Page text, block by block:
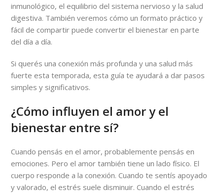
inmunológico, el equilibrio del sistema nervioso y la salud
digestiva. También veremos cómo un formato práctico y
fácil de compartir puede convertir el bienestar en parte
del día a día.
Si querés una conexión más profunda y una salud más
fuerte esta temporada, esta guía te ayudará a dar pasos
simples y significativos.
¿Cómo influyen el amor y el
bienestar entre sí?
Cuando pensás en el amor, probablemente pensás en
emociones. Pero el amor también tiene un lado físico. El
cuerpo responde a la conexión. Cuando te sentís apoyado
y valorado, el estrés suele disminuir. Cuando el estrés